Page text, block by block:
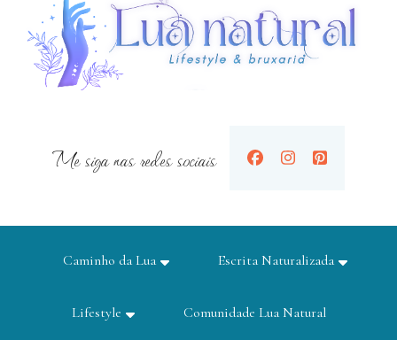
Me siga nas redes sociais
Caminho da Lua Escrita Naturalizada
Lifestyle Comunidade Lua Natural